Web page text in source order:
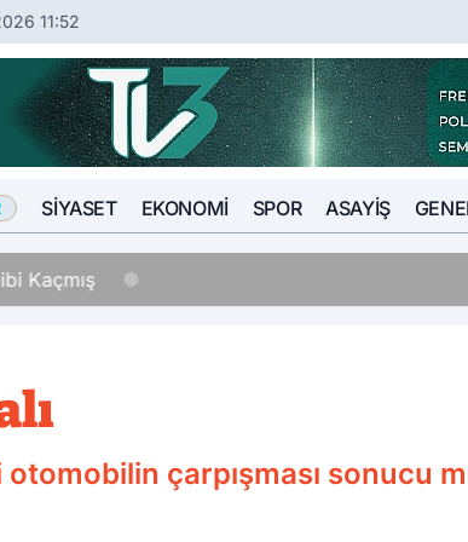
11:52
SIYASET EKONOMI SPOR ASAYIŞ
Kaçmış
otomobilin çarpışması sonucu